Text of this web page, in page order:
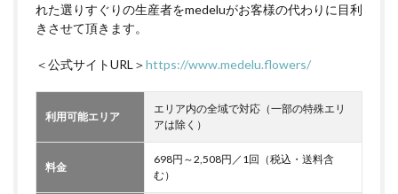
れた選りすぐりの生産者をmedeluがお客様の代わりに目利
きさせて頂きます。
＜公式サイトURL＞https://www.medelu.flowers/
利用可能エリア
エリア内の全域で対応（一部の特殊エリ
アは除く）
料金
698円～2,508円／1回（税込・送料含
む）